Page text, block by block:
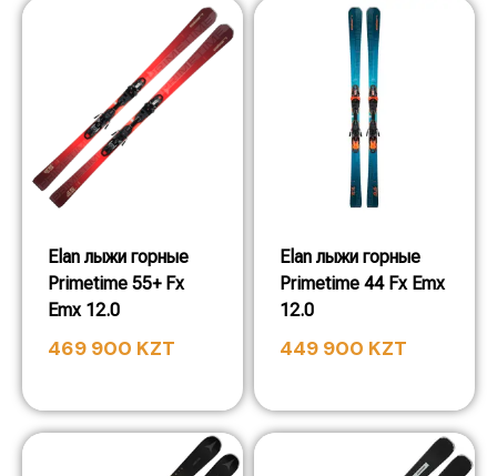
Elan лыжи горные
Primetime 55+ Fx
Emx 12.0
469 900 KZT
Elan лыжи горные
Primetime 44 Fx Emx
12.0
449 900 KZT